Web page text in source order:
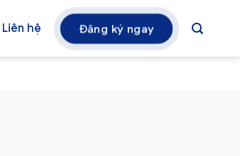
Liên hệ Đăng ký ngay